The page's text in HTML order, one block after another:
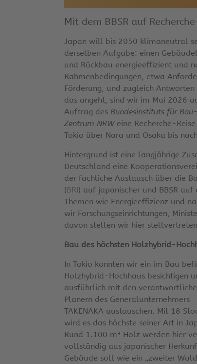
Mit dem BBSR auf
Japan will bis 2050 klimaneutral
derselben Aufgabe: einen
und Rückbau energieeffizient und
Rahmenbedingungen, etwa
Förderung, und zugleich
das angeht, sind wir im Mai 2026
Auftrag des Bundesinstituts für
Zentrum NRWeine Recherche-
Tokio über Nara und Osaka bis
Hintergrund ist eine langjährige
Deutschland eine
der fachliche Austausch über die
(BRI) auf japanischer und BBSR
Themen wie Energieeffizienz und
wir Forschungseinrichtungen,
davon stellen wir hier
Bau des höchsten Holzhybrid-
In Tokio konnten wir ein im Bau
Holzhybrid-Hochhaus besichtigen
ausführlich mit den
Planern des Generalunternehmers
TAKENAKA austauschen. Mit 18
wird es das höchste seiner Art in
Rund 1.100 m³ Holz werden hier
vollständig aus japanischer
Gebäude soll wie ein „zweiter